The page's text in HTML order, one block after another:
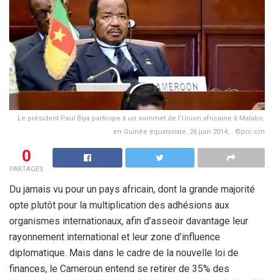
Le président Paul Biya participe à un sommet de l’Union africaine à Malabo,
en Guinée équatoriale. 26 juin 2014, . ©prc.cm
0
PARTAGES
Du jamais vu pour un pays africain, dont la grande majorité
opte plutôt pour la multiplication des adhésions aux
organismes internationaux, afin d’asseoir davantage leur
rayonnement international et leur zone d’influence
diplomatique. Mais dans le cadre de la nouvelle loi de
finances, le Cameroun entend se retirer de 35% des